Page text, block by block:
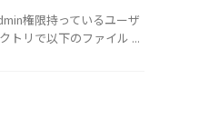
権限持っているユーザ
トリで以下のファイル ...